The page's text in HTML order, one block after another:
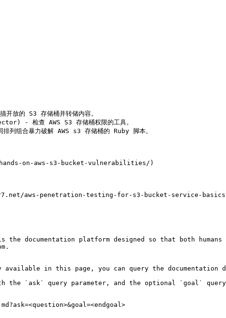
的 S3 存储桶并转储内容。
查 AWS S3 存储桶权限的工具。
暴力破解 AWS s3 存储桶的 Ruby 脚本。
on-aws-s3-bucket-vulnerabilities/)
aws-penetration-testing-for-s3-bucket-service-
documentation platform designed so that both
in this page, you can query the documentation
the `ask` query parameter, and the optional `goal`